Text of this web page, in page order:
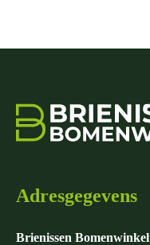
Adresgegevens
Brienissen Bomenwinkel